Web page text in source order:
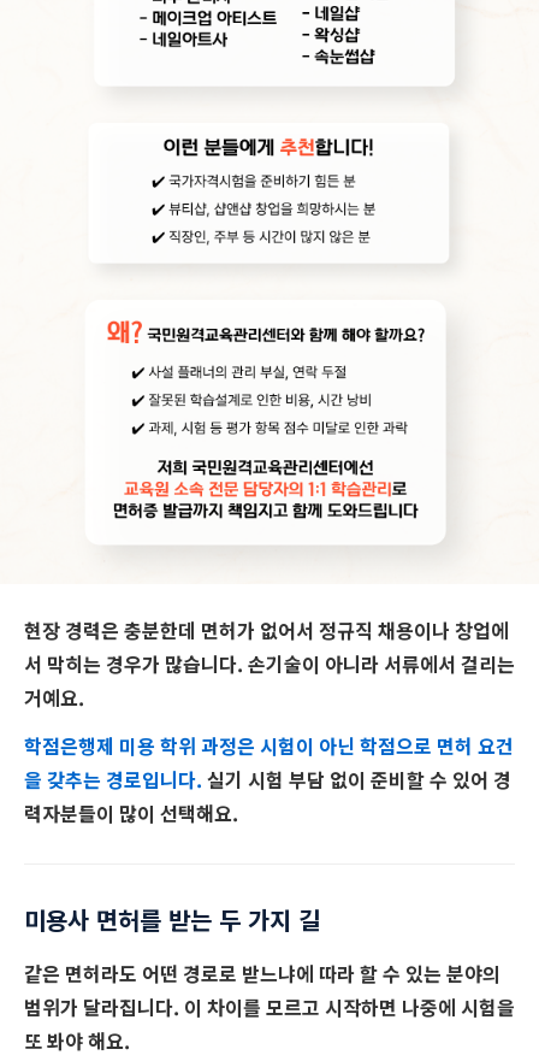
현장 경력은 충분한데 면허가 없어서 정규직 채용이나 창업에
서 막히는 경우가 많습니다. 손기술이 아니라 서류에서 걸리는
거예요.
학점은행제 미용 학위 과정은 시험이 아닌 학점으로 면허 요건
을 갖추는 경로입니다. 실기 시험 부담 없이 준비할 수 있어 경
력자분들이 많이 선택해요.
미용사 면허를 받는 두 가지 길
같은 면허라도 어떤 경로로 받느냐에 따라할 수 있는 분야의
범위가 달라집니다. 이 차이를 모르고 시작하면 나중에 시험을
또 봐야 해요.